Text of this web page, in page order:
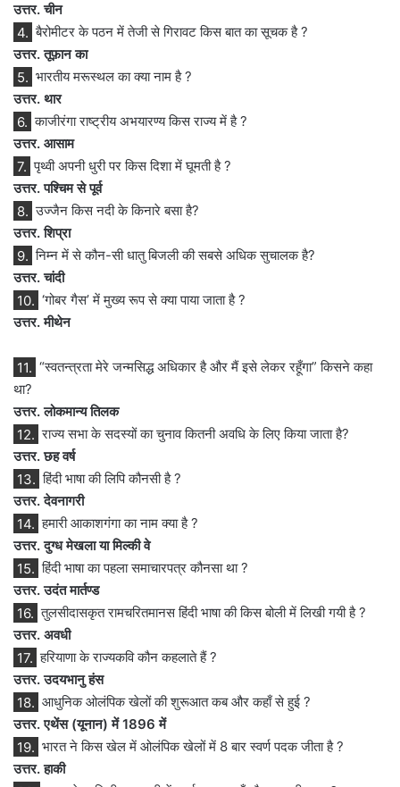
उत्तर. चीन
4. बैरोमीटर के पठन में तेजी से गिरावट किस बात का सूचक है ?
उत्तर. तूफ़ान का
5. भारतीय मरूस्थल का क्या नाम है ?
उत्तर. थार
6. काजीरंगा राष्ट्रीय अभयारण्य किस राज्य में है ?
उत्तर. आसाम
7. पृथ्वी अपनी धुरी पर किस दिशा में घूमती है ?
उत्तर. पश्चिम से पूर्व
8. उज्जैन किस नदी के किनारे बसा है?
उत्तर. शिप्रा
9. निम्न में से कौन-सी धातु बिजली की सबसे अधिक सुचालक है?
उत्तर. चांदी
10. ‘गोबर गैस’ में मुख्य रूप से क्या पाया जाता है ?
उत्तर. मीथेन
11. “स्वतन्त्रता मेरे जन्मसिद्ध अधिकार है और मैं इसे लेकर रहूँगा” किसने कहा
था?
उत्तर. लोकमान्य तिलक
12. राज्य सभा के सदस्यों का चुनाव कितनी अवधि के लिए किया जाता है?
उत्तर. छह वर्ष
13. हिंदी भाषा की लिपि कौनसी है ?
उत्तर. देवनागरी
14. हमारी आकाशगंगा का नाम क्या है ?
उत्तर. दुग्ध मेखला या मिल्की वे
15. हिंदी भाषा का पहला समाचारपत्र कौनसा था ?
उत्तर. उदंत मार्तण्ड
16. तुलसीदासकृत रामचरितमानस हिंदी भाषा की किस बोली में लिखी गयी है ?
उत्तर. अवधी
17. हरियाणा के राज्यकवि कौन कहलाते हैं ?
उत्तर. उदयभानु हंस
18. आधुनिक ओलंपिक खेलों की शुरूआत कब और कहाँ से हुई ?
उत्तर. एथेंस (यूनान) में 1896 में
19. भारत ने किस खेल में ओलंपिक खेलों में 8 बार स्वर्ण पदक जीता है ?
उत्तर. हाकी